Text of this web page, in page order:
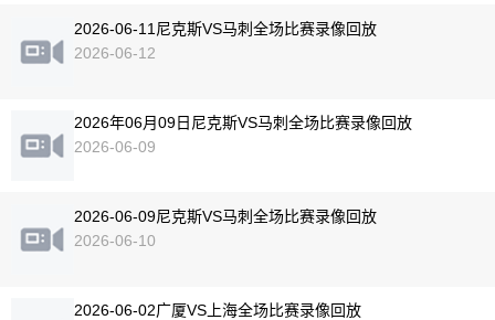
2026-06-11尼克斯VS马刺全场比赛录像回放
2026-06-12
2026年06月09日尼克斯VS马刺全场比赛录像回放
2026-06-09
2026-06-09尼克斯VS马刺全场比赛录像回放
2026-06-10
2026-06-02广厦VS上海全场比赛录像回放